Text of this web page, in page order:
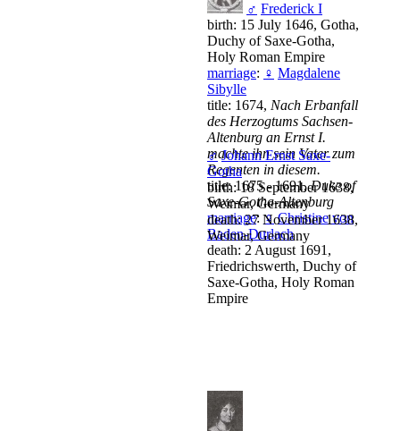
♂ Frederick I
birth: 15 July 1646, Gotha,
Duchy of Saxe-Gotha,
Holy Roman Empire
marriage: ♀ Magdalene
Sibylle
title: 1674, Nach Erbanfall
des Herzogtums Sachsen-
Altenburg an Ernst I.
machte ihn sein Vater zum
Regenten in diesem.
title: 1675 - 1691,Duke of
Saxe-Gotha-Altenburg
marriage:♀ Christine von
Baden-Durlach
death: 2 August 1691,
Friedrichswerth, Duchy of
Saxe-Gotha, Holy Roman
Empire
♂ Johann Ernst Saxe-
Gotha
birth: 18 September 1638,
Weimar, Germany
death: 27 November 1638,
Weimar, Germany